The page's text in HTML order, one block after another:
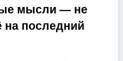
мысли — не
на последний